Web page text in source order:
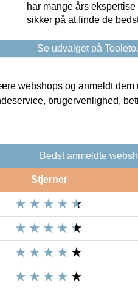
har mange års
sikker på at finde de
Se udvalget på
webshops og anmeldt dem
brugervenlighed,
Bedst anmeldte
Stjerner